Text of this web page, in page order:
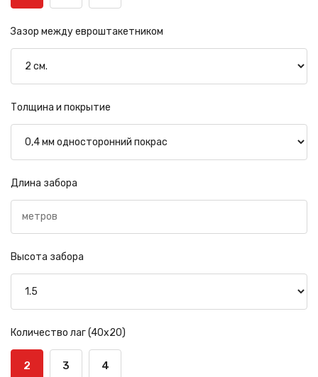
Зазор между евроштакетником
Толщина и покрытие
Длина забора
Высота забора
Количество лаг (40х20)
2 3 4